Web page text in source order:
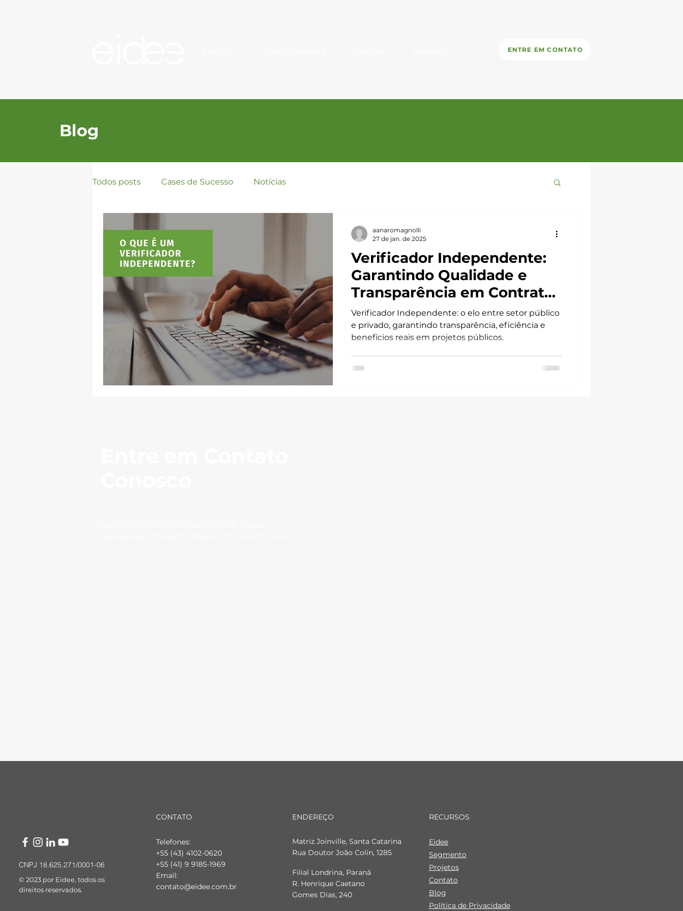
ENTRE EM CONTATO
Todos posts Cases de Sucesso Notícias
Verificador Independente:
Garantindo Qualidade e
Transparência em Contratos
Públicos
Verificador Independente: o elo entre setor público
e privado, garantindo transparência, eficiência e
benefícios reais em projetos públicos.
aanaromagnolli
27 de jan. de 2025
Blog
CNPJ 18.625.271/0001-06
© 2023 por Eidee, todos os
direitos reservados.
CONTATO
Telefones:
+55 (43) 4102-0620
+55 (41) 9 9185-1969
Email:
contato@eidee.com.br
ENDEREÇO
Matriz Joinville, Santa Catarina
Rua Doutor João Colin, 1285
Filial Londrina, Paraná
R. Henrique Caetano
Gomes Dias, 240
RECURSOS
Eidee
Segmento
Projetos
Contato
Blog
Política de Privacidade